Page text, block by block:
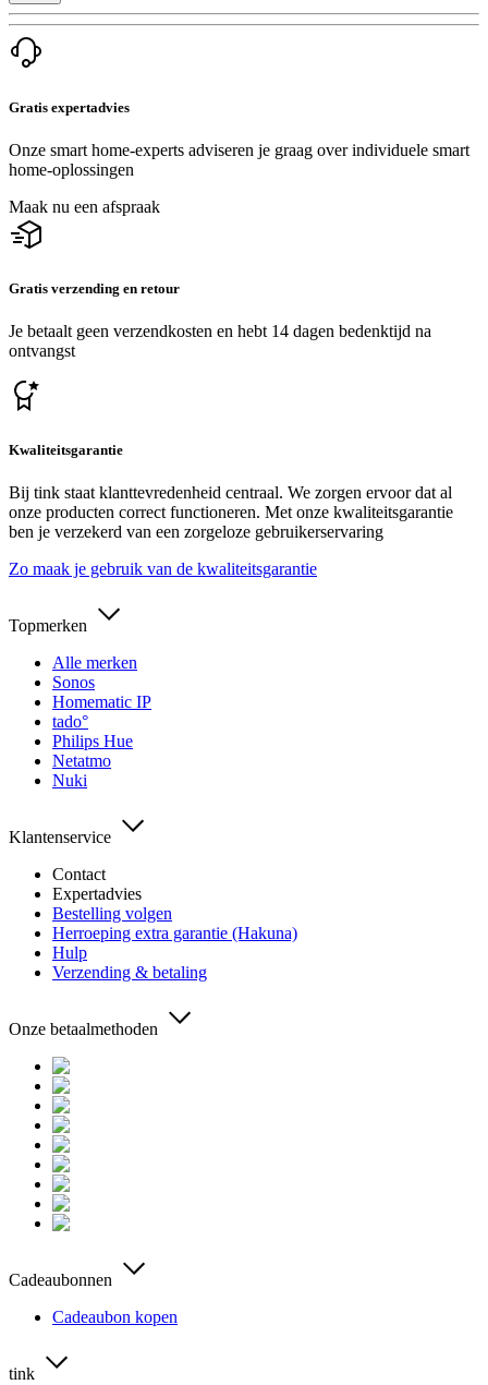
Gratis expertadvies
Onze smart home-experts adviseren je graag over individuele smart
home-oplossingen
Maak nu een afspraak
Gratis verzending en retour
Je betaalt geen verzendkosten en hebt 14 dagen bedenktijd na
ontvangst
Kwaliteitsgarantie
Bij tink staat klanttevredenheid centraal. We zorgen ervoor dat al
onze producten correct functioneren. Met onze kwaliteitsgarantie
ben je verzekerd van een zorgeloze gebruikerservaring
Zo maak je gebruik van de kwaliteitsgarantie
Topmerken
Alle merken
Sonos
Homematic IP
tado°
Philips Hue
Netatmo
Nuki
Klantenservice
Contact
Expertadvies
Bestelling volgen
Herroeping extra garantie (Hakuna)
Hulp
Verzending & betaling
Onze betaalmethoden
Cadeaubonnen
Cadeaubon kopen
tink